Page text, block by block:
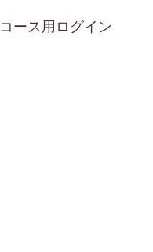
コース用ログイン